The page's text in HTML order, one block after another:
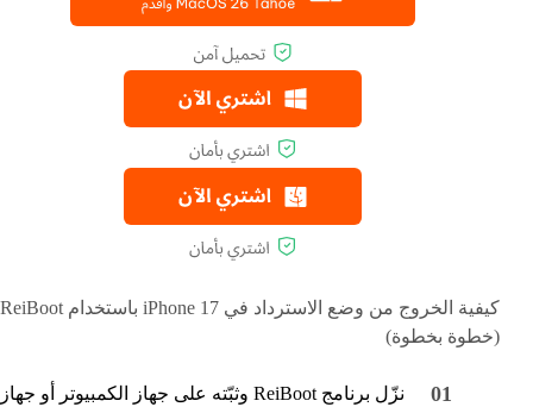
كيفية الخروج من وضع الاسترداد في iPhone 17 باستخدام ReiBoot
(خطوة بخطوة)
نزّل برنامج ReiBoot وثبّته على جهاز الكمبيوتر أو جهاز